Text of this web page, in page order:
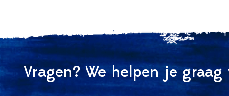
Vragen? We helpen je graag